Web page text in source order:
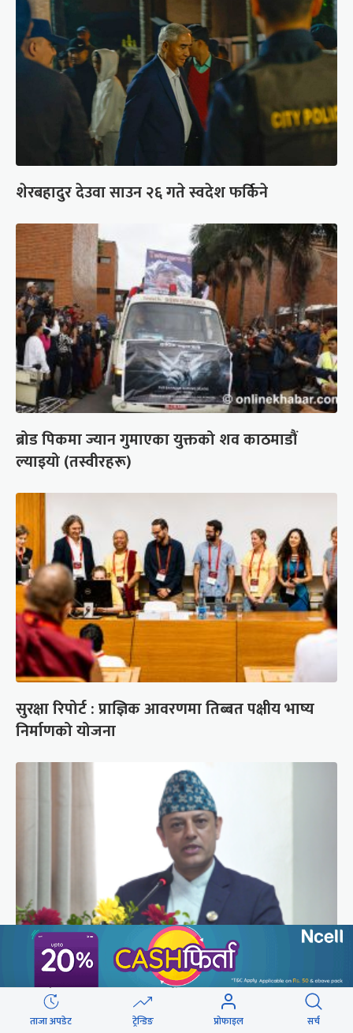
शेरबहादुर देउवा साउन २६ गते स्वदेश फर्किने
ब्रोड पिकमा ज्यान गुमाएका युक्तको शव काठमाडौं
ल्याइयो (तस्वीरहरू)
सुरक्षा रिपोर्ट : प्राज्ञिक आवरणमा तिब्बत पक्षीय भाष्य
निर्माणको योजना
‘संसद्‍मा कालो चस्मा खोल्नू, बैठक चल्दा सेयर कारोबार
नगर्नू’
ताजा अपडेट ट्रेन्डिङ प्रोफाइल सर्च